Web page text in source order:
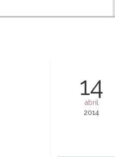
14
abril
2014